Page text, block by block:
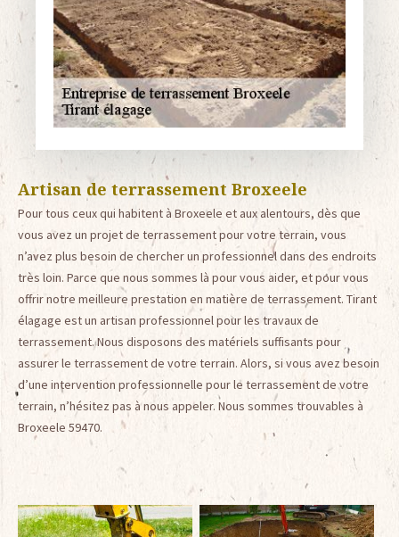
Artisan de terrassement Broxeele
Pour tous ceux qui habitent à Broxeele et aux alentours, dès que
vous avez un projet de terrassement pour votre terrain, vous
n’avez plus besoin de chercher un professionnel dans des endroits
très loin. Parce que nous sommes là pour vous aider, et pour vous
offrir notre meilleure prestation en matière de terrassement. Tirant
élagage est un artisan professionnel pour les travaux de
terrassement. Nous disposons des matériels suffisants pour
assurer le terrassement de votre terrain. Alors, si vous avez besoin
d’une intervention professionnelle pour le terrassement de votre
terrain, n’hésitez pas à nous appeler. Nous sommes trouvables à
Broxeele 59470.